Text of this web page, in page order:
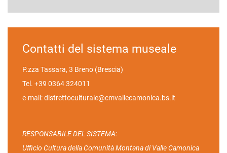
Contatti del sistema museale
P.zza Tassara, 3 Breno (Brescia)
Tel. +39 0364 324011
e-mail:distrettoculturale@cmvallecamonica.bs.it
RESPONSABILE DEL SISTEMA:
Ufficio Cultura della Comunità Montana di Valle Camonica